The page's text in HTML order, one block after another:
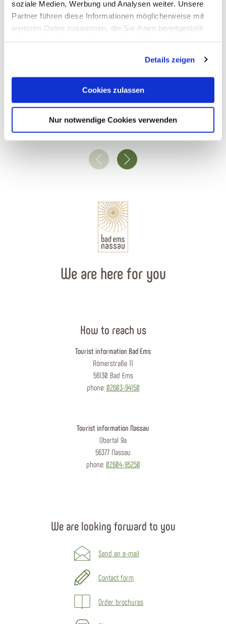
soziale Medien, Werbung und Analysen weiter. Unsere
Partner führen diese Informationen möglicherweise mit
weiteren Daten zusammen, die Sie ihnen bereitgestellt
Cookies, wenn Sie unsere Webseite weiterhin nutzen.
Details zeigen
Cookies zulassen
Nur notwendige Cookies verwenden
Spring tower
Bad Ems
We are here for you
How to reach us
Tourist information Bad Ems
Römerstraße 11
56130 Bad Ems
phone: 02603-94150
Tourist information Nassau
Obertal 9a
56377 Nassau
phone: 02604-95250
We are looking forward to you
Send an e-mail
Contact form
Order brochures